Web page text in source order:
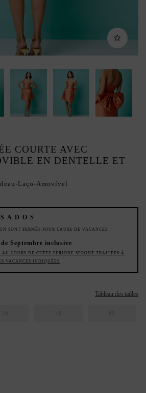
COURTE AVEC
EN DENTELLE ET
Laço-Amovível
SONT FERMÉS POUR CAUSE DE VACANCES
Septembre inclusive
AU COURS DE CETTE PÉRIODE SERONT TRAITÉES À
VACANCES INDIQUÉES
Tableau des tailles